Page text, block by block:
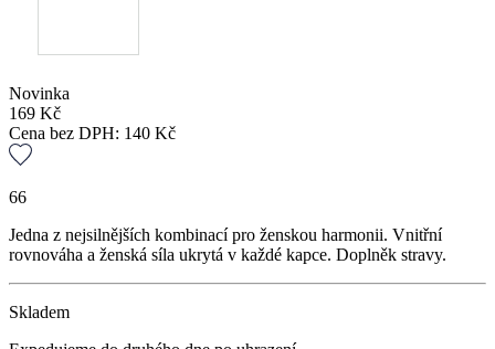
Novinka
169 Kč
Cena bez DPH: 140 Kč
66
Jedna z nejsilnějších kombinací pro ženskou harmonii. Vnitřní
rovnováha a ženská síla ukrytá v každé kapce. Doplněk stravy.
Skladem